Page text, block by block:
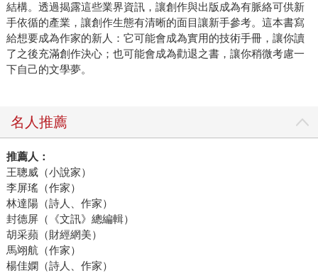
結構。透過揭露這些業界資訊，讓創作與出版成為有脈絡可供新
手依循的產業，讓創作生態有清晰的面目讓新手參考。這本書寫
給想要成為作家的新人：它可能會成為實用的技術手冊，讓你讀
了之後充滿創作決心；也可能會成為勸退之書，讓你稍微考慮一
下自己的文學夢。
名人推薦
推薦人：
王聰威（小說家）
李屏瑤（作家）
林達陽（詩人、作家）
封德屏（《文訊》總編輯）
胡采蘋（財經網美）
馬翊航（作家）
楊佳嫻（詩人、作家）